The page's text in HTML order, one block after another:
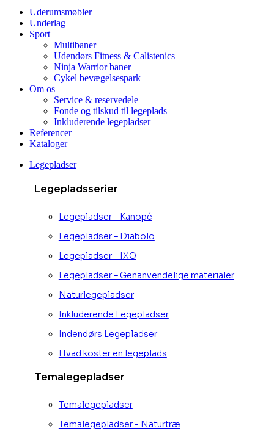
Uderumsmøbler
Underlag
Sport
Multibaner
Udendørs Fitness & Calistenics
Ninja Warrior baner
Cykel bevægelsespark
Om os
Service & reservedele
Fonde og tilskud til legeplads
Inkluderende legepladser
Referencer
Kataloger
Legepladser
Legepladsserier
Legepladser – Kanopé
Legepladser – Diabolo
Legepladser – IXO
Legepladser – Genanvendelige materialer
Naturlegepladser
Inkluderende Legepladser
Indendørs Legepladser
Hvad koster en legeplads
Temalegepladser
Temalegepladser
Temalegepladser - Naturtræ